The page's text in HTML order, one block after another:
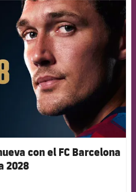
FCB Barcelona badge
con el FC Barcelona
2028